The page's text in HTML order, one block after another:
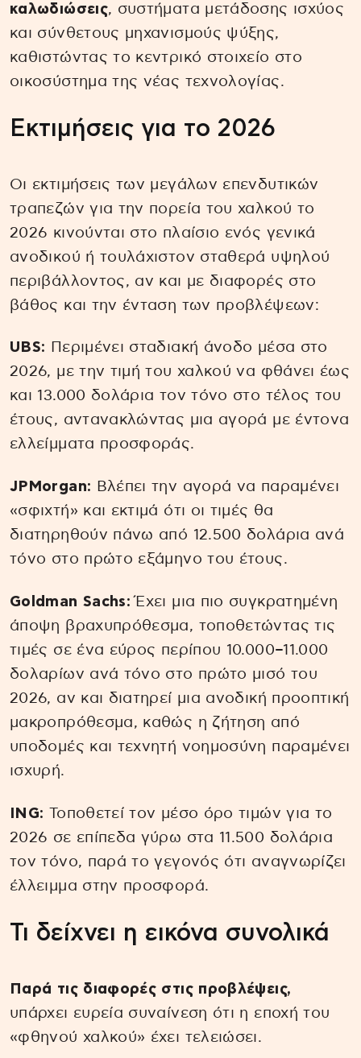
καλωδιώσεις, συστήματα μετάδοσης ισχύος
και σύνθετους μηχανισμούς ψύξης,
καθιστώντας το κεντρικό στοιχείο στο
οικοσύστημα της νέας τεχνολογίας.
Εκτιμήσεις για το 2026
Οι εκτιμήσεις των μεγάλων επενδυτικών
τραπεζών για την πορεία του χαλκού το
2026 κινούνται στο πλαίσιο ενός γενικά
ανοδικού ή τουλάχιστον σταθερά υψηλού
περιβάλλοντος, αν και με διαφορές στο
βάθος και την ένταση των προβλέψεων:
UBS: Περιμένει σταδιακή άνοδο μέσα στο
2026, με την τιμή του χαλκού να φθάνει έως
και 13.000 δολάρια τον τόνο στο τέλος του
έτους, αντανακλώντας μια αγορά με έντονα
ελλείμματα προσφοράς.
JPMorgan: Βλέπει την αγορά να παραμένει
«σφιχτή» και εκτιμά ότι οι τιμές θα
διατηρηθούν πάνω από 12.500 δολάρια ανά
τόνο στο πρώτο εξάμηνο του έτους.
Goldman Sachs: Έχει μια πιο συγκρατημένη
άποψη βραχυπρόθεσμα, τοποθετώντας τις
τιμές σε ένα εύρος περίπου 10.000–11.000
δολαρίων ανά τόνο στο πρώτο μισό του
2026, αν και διατηρεί μια ανοδική προοπτική
μακροπρόθεσμα, καθώς η ζήτηση από
υποδομές και τεχνητή νοημοσύνη παραμένει
ισχυρή.
ING: Τοποθετεί τον μέσο όρο τιμών για το
2026 σε επίπεδα γύρω στα 11.500 δολάρια
τον τόνο, παρά το γεγονός ότι αναγνωρίζει
έλλειμμα στην προσφορά.
Τι δείχνει η εικόνα συνολικά
Παρά τις διαφορές στις προβλέψεις,
υπάρχει ευρεία συναίνεση ότι η εποχή του
«φθηνού χαλκού» έχει τελειώσει.